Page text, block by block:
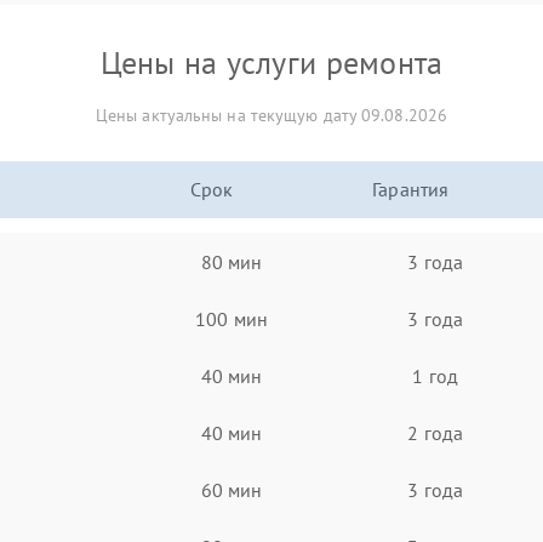
Цены на услуги ремонта
Цены актуальны на текущую дату 09.08.2026
Срок Гарантия
80 мин 3 года
100 мин 3 года
40 мин 1 год
40 мин 2 года
60 мин 3 года